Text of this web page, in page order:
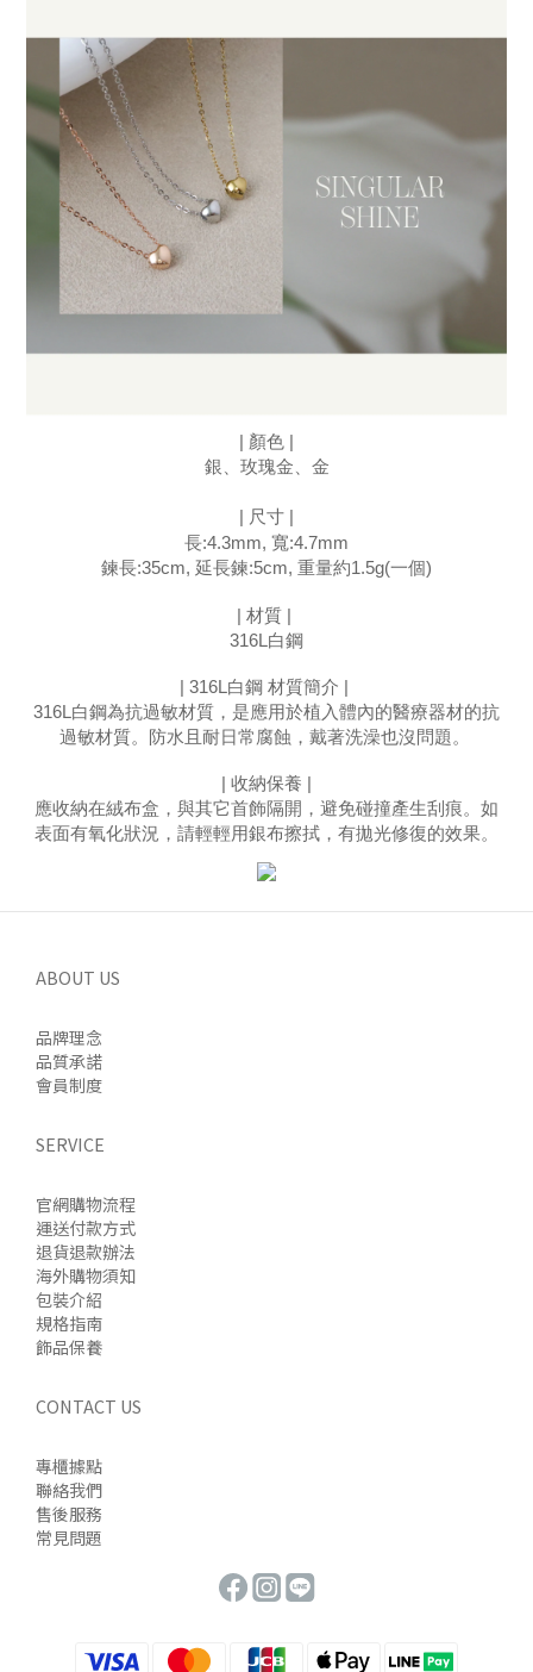
| 顏色 |
銀、玫瑰金、金
| 尺寸 |
長:4.3mm, 寬:4.7mm
鍊長:35cm, 延長鍊:5cm, 重量約1.5g(一個)
| 材質 |
316L白鋼
| 316L白鋼 材質簡介 |
316L白鋼為抗過敏材質，是應用於植入體內的醫療器材的抗
過敏材質。防水且耐日常腐蝕，戴著洗澡也沒問題 。
| 收納保養 |
應收納在絨布盒，與其它首飾隔開，避免碰撞產生刮痕。如
表面有氧化狀況，請輕輕用銀布擦拭，有拋光修復的效果。
ABOUT US
品牌理念
品質承諾
會員制度
SERVICE
官網購物流程
運送付款方式
退貨退款辦法
海外購物須知
包裝介紹
規格指南
飾品保養
CONTACT US
專櫃據點
聯絡我們
售後服務
常見問題